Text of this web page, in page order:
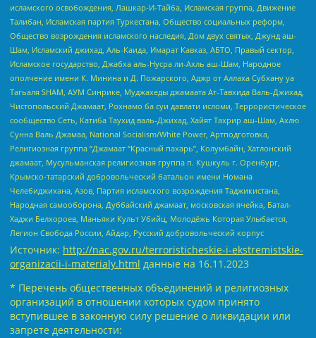
исламского освобождения, Лашкар-И-Тайба, Исламская группа, Движение
Талибан, Исламская партия Туркестана, Общество социальных реформ,
Общество возрождения исламского наследия, Дом двух святых, Джунд аш-
Шам, Исламский джихад, Аль-Каида, Имарат Кавказ, АБТО, Правый сектор,
Исламское государство, Джабха аль-Нусра ли-Ахль аш-Шам, Народное
ополчение имени К. Минина и Д. Пожарского, Аджр от Аллаха Субхану уа
Тагьаля SHAM, АУМ Синрике, Муджахеды джамаата Ат-Тавхида Валь-Джихад,
Чистопольский Джамаат, Рохнамо ба суи давлати исломи, Террористическое
сообщество Сеть, Катиба Таухид валь-Джихад, Хайят Тахрир аш-Шам, Ахлю
Сунна Валь Джамаа, National Socialism/White Power, Артподготовка,
Религиозная группа “Джамаат “Красный пахарь”, Колумбайн, Хатлонский
джамаат, Мусульманская религиозная группа п. Кушкуль г. Оренбург,
Крымско-татарский добровольческий батальон имени Номана
Челебиджихана, Азов, Партия исламского возрождения Таджикистана,
Народная самооборона, Дуббайский джамаат, московская ячейка, Батал-
Хаджи Белхороев, Маньяки Культ Убийц, Молодёжь Которая Улыбается,
Легион Свобода России, Айдар, Русский добровольческий корпус
Источник: http://nac.gov.ru/terroristicheskie-i-ekstremistskie-
organizacii-i-materialy.html данные на 16.11.2023
* Перечень общественных объединений и религиозных
организаций в отношении которых судом принято
вступившее в законную силу решение о ликвидации или
запрете деятельности: